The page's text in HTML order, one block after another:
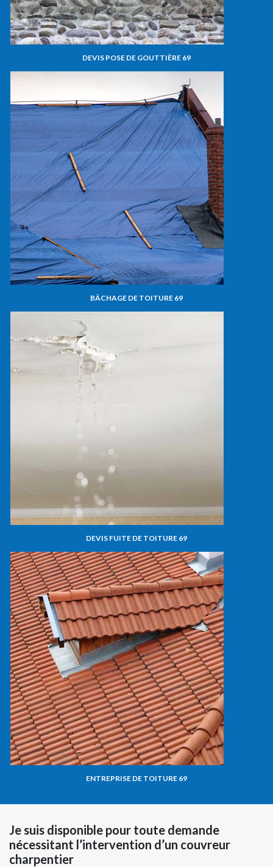
DEVIS POSE DE GOUTTIÈRE 69
BÂCHAGE DE TOITURE 69
DEVIS FUITE DE TOITURE 69
ENTREPRISE DE TOITURE 69
Je suis disponible pour toute demande
nécessitant l’intervention d’un couvreur
charpentier